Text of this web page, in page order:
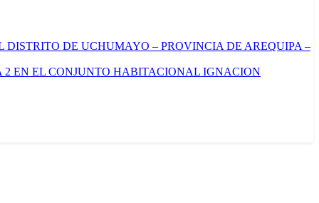
DISTRITO DE UCHUMAYO – PROVINCIA DE AREQUIPA –
EN EL CONJUNTO HABITACIONAL IGNACION